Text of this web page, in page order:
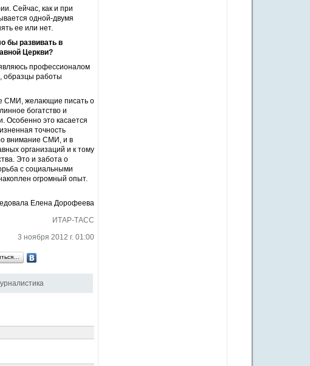
Сейчас, как и при
одной-двумя
ее или нет.
бы развивать в
Церкви?
профессионалом
образцы работы
СМИ, желающие писать о
богатство и
Особенно это касается
точность
внимание СМИ, и в
организаций и к тому
Это и забота о
с социальными
огромный опыт.
Елена Дорофеева
ИТАР-ТАСС
3 ноября 2012 г. 01:00